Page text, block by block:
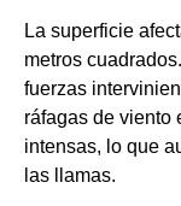
La superficie
metros
fuerzas
ráfagas de viento
intensas, lo que
las llamas.